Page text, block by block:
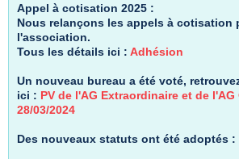
Appel à cotisation 2025 :
Nous relançons les appels à cotisation
l'association.
Tous les détails ici : Adhésion
Un nouveau bureau a été voté,
ici : PV de l'AG Extraordinaire et de
28/03/2024
Des nouveaux statuts ont été adoptés :